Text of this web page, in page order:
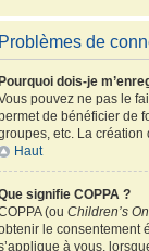
Problèmes de
Pourquoi dois-je
pouvez ne pas le
de bénéficier de
etc. La création
Haut
signifie COPPA ?
(ouChildren’s
le consentement
à vous,